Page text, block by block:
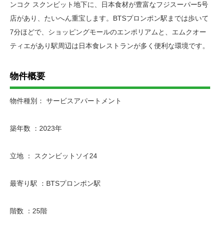
ンコク スクンビット地下に、日本食材が豊富なフジスーパー5号
店があり、たいへん重宝します。BTSプロンポン駅までは歩いて
7分ほどで、ショッピングモールのエンポリアムと、エムクオー
ティエがあり駅周辺は日本食レストランが多く便利な環境です。
物件概要
物件種別： サービスアパートメント
築年数 ：2023年
立地 ： スクンビットソイ24
最寄り駅 ：BTSプロンポン駅
階数 ：25階